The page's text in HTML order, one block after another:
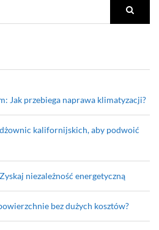
Jak przebiega naprawa klimatyzacji?
kalifornijskich, aby podwoić
niezależność energetyczną
bez dużych kosztów?